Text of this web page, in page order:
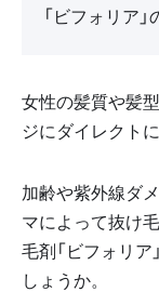
「ビフォリア
女性の髪質や髪
ジにダイレクト
加齢や紫外線ダ
マによって抜け
毛剤「ビフォリ
しょうか。